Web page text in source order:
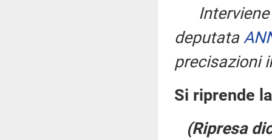
deputata
precisazioni
Si riprende
(Ripresa